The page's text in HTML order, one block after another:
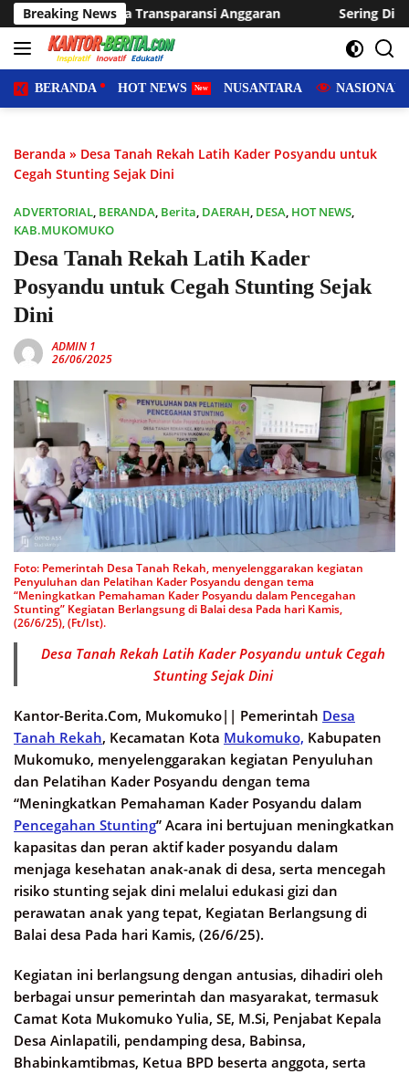
Langsung
ke
konten
Breaking News
Anggaran Sering Dilanda Genangan, Desa
BERANDA HOT NEWS NUSANTARA NASIONAL
Beranda » Desa Tanah Rekah Latih Kader Posyandu untuk
Cegah Stunting Sejak Dini
ADVERTORIAL, BERANDA, Berita, DAERAH, DESA, HOT NEWS,
KAB.MUKOMUKO
Desa Tanah Rekah Latih Kader
Posyandu untuk Cegah Stunting Sejak
Dini
ADMIN 1
26/06/2025
Foto: Pemerintah Desa Tanah Rekah, menyelenggarakan kegiatan
Penyuluhan dan Pelatihan Kader Posyandu dengan tema
“Meningkatkan Pemahaman Kader Posyandu dalam Pencegahan
Stunting” Kegiatan Berlangsung di Balai desa Pada hari Kamis,
(26/6/25), (Ft/Ist).
Desa Tanah Rekah Latih Kader Posyandu untuk Cegah
Stunting Sejak Dini
Kantor-Berita.Com, Mukomuko|| Pemerintah Desa
Tanah Rekah, Kecamatan Kota Mukomuko, Kabupaten
Mukomuko, menyelenggarakan kegiatan Penyuluhan
dan Pelatihan Kader Posyandu dengan tema
“Meningkatkan Pemahaman Kader Posyandu dalam
Pencegahan Stunting” Acara ini bertujuan meningkatkan
kapasitas dan peran aktif kader posyandu dalam
menjaga kesehatan anak-anak di desa, serta mencegah
risiko stunting sejak dini melalui edukasi gizi dan
perawatan anak yang tepat, Kegiatan Berlangsung di
Balai desa Pada hari Kamis, (26/6/25).
Kegiatan ini berlangsung dengan antusias, dihadiri oleh
berbagai unsur pemerintah dan masyarakat, termasuk
Camat Kota Mukomuko Yulia, SE, M.Si, Penjabat Kepala
Desa Ainlapatili, pendamping desa, Babinsa,
Bhabinkamtibmas, Ketua BPD beserta anggota, serta